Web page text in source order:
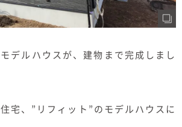
オーナー様Q&A
資料請求
0120-37-
デルハウスが、建物まで完成しまし
宅、”リフィット”のモデルハウスに